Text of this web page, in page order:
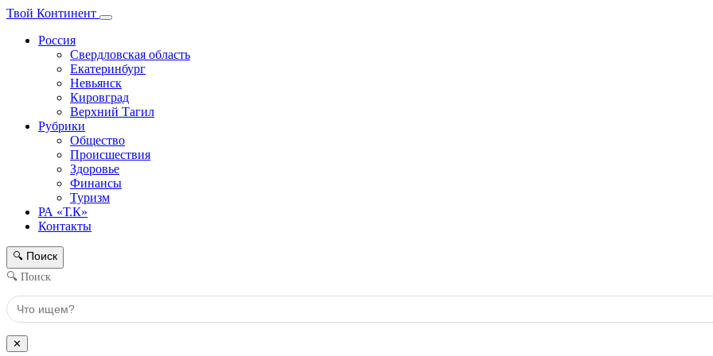
Твой Континент
Россия
Свердловская область
Екатеринбург
Невьянск
Кировград
Верхний Тагил
Рубрики
Общество
Происшествия
Здоровье
Финансы
Туризм
РА «Т.К»
Контакты
🔍 Поиск
🔍 Поиск
✕